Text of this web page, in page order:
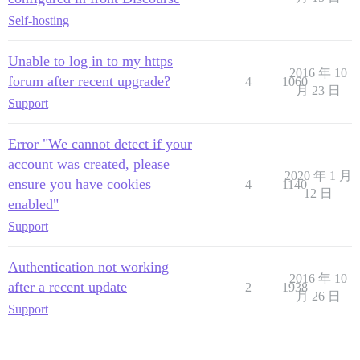
Self-hosting
Unable to log in to my https
forum after recent upgrade?
Support
4 1060
2016 年 10
月 23 日
Error "We cannot detect if your
account was created, please
ensure you have cookies
enabled"
Support
4 1140
2020 年 1 月
12 日
Authentication not working
after a recent update
Support
2 1938
2016 年 10
月 26 日